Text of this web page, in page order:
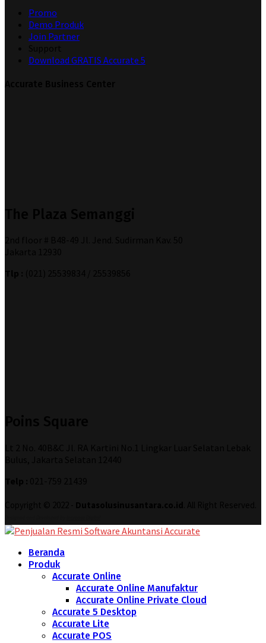
Promo
Demo Produk
Join Partner
Download GRATIS Accurate 5
Beranda
Produk
Accurate Online
Accurate Online Manufaktur
Accurate Online Private Cloud
Accurate 5 Desktop
Accurate Lite
Accurate POS